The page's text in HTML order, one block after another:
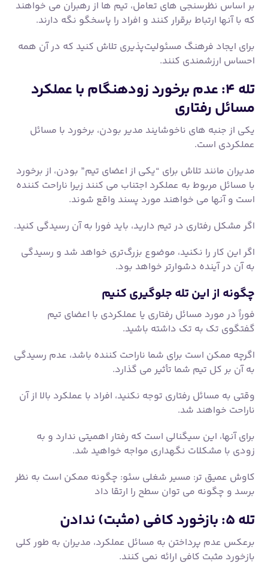
یکی از جنبه های ناخوشایند مدیر بودن، برخورد با مسائل
مدیران مانند تلاش برای “یکی از اعضای تیم” بودن، از برخورد
است و آنها می خواهند مورد پسند واقع شوند.
اگر مشکل رفتاری در تیم دارید، باید فورا به آن رسیدگی کنید.
اگر این کار را نکنید، موضوع بزرگ‌تری خواهد شد و رسیدگی
چگونه از این تله جلوگیری کنیم
فوراً در مورد مسائل رفتاری یا عملکردی با اعضای تیم
گفتگوی تک به تک داشته باشید.
اگرچه ممکن است برای شما ناراحت کننده باشد، عدم رسیدگی
به آن بر کل تیم شما تأثیر می گذارد.
وقتی به مسائل رفتاری توجه نکنید، افراد با عملکرد بالا از آن
ناراحت خواهند شد.
برای آنها، این سیگنالی است که رفتار اهمیتی ندارد و به
کاوش عمیق تر: مسیر شغلی سئو: چگونه ممکن است به نظر
تله ۵: بازخورد کافی (مثبت) ندادن
برعکس عدم پرداختن به مسائل عملکرد، مدیران به طور کلی
بازخورد مثبت کافی ارائه نمی کنند.
این احساس «هیچ خبری خبر خوبی نیست» است، اما تیم شما
را از جایگاه خود مطمئن نمی کند.
هنگامی که بدون بازخورد باقی می مانند، اعضای تیم ممکن
است بدترین احساس را داشته باشند.
منظور شما از تایید ضمنی (یعنی “شما دارید کار عالی انجام